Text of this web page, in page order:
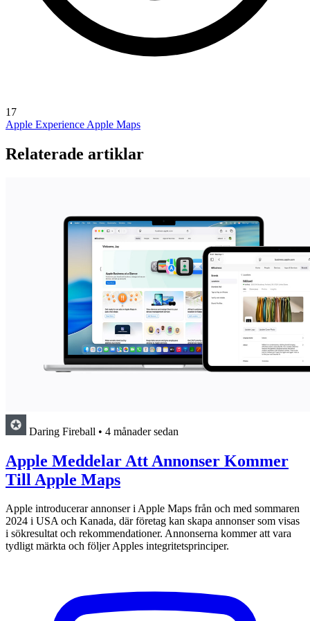
17
Apple Experience Apple Maps
Relaterade artiklar
Daring Fireball • 4 månader sedan
Apple Meddelar Att Annonser Kommer
Till Apple Maps
Apple introducerar annonser i Apple Maps från och med sommaren
2024 i USA och Kanada, där företag kan skapa annonser som visas
i sökresultat och rekommendationer. Annonserna kommer att vara
tydligt märkta och följer Apples integritetsprinciper.